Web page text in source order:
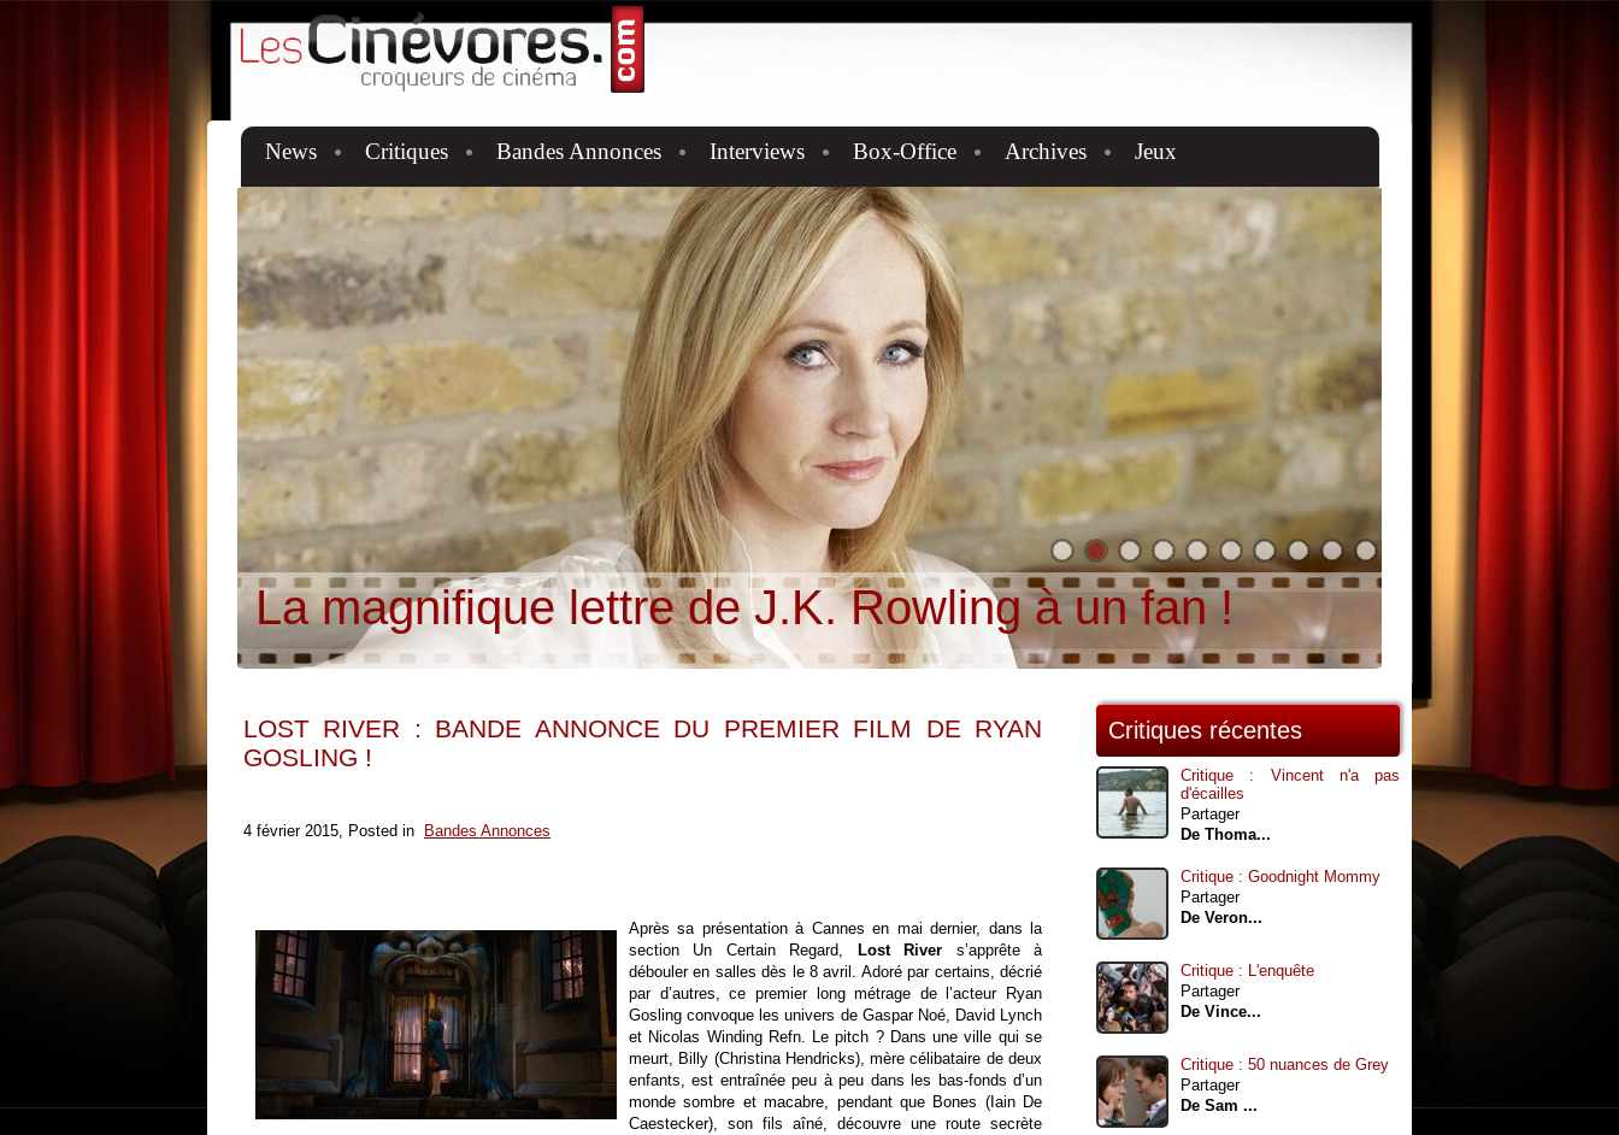
News Critiques Bandes Annonces Interviews Box-Office Archives Jeux
La magnifique lettre de J.K. Rowling à un fan !
4 5 6 7 8 9
Critiques récentes
Critique : Vincent n'a pas
d'écailles
Partager
De Thoma...
Critique : Goodnight Mommy
Partager
De Veron...
Critique : L'enquête
Partager
De Vince...
Critique : 50 nuances de Grey
Partager
De Sam ...
LOST RIVER : BANDE ANNONCE DU PREMIER FILM DE RYAN
GOSLING !
4 février 2015, Posted in Bandes Annonces
Après sa présentation à Cannes en mai dernier, dans la
section Un Certain Regard,
Lost River s’apprête à
débouler en salles dès le 8 avril. Adoré par certains, décrié
par d’autres, ce premier long métrage de l’acteur Ryan
Gosling convoque les univers de Gaspar Noé, David Lynch
et Nicolas Winding Refn. Le pitch ? Dans une ville qui se
meurt, Billy (Christina Hendricks), mère célibataire de deux
enfants, est entraînée peu à peu dans les bas-fonds d’un
monde sombre et macabre, pendant que Bones (Iain De
Caestecker), son fils aîné, découvre une route secrète